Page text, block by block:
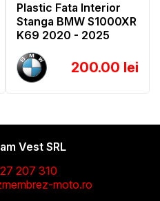
Plastic Fata Interior
Stanga BMW S1000XR
K69 2020 - 2025
200.00 lei
Vest SRL
207 310
moto.ro